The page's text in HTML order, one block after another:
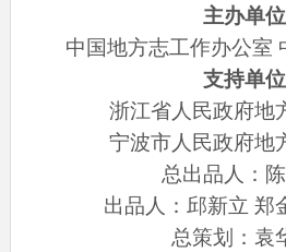
主办单位
中国地方志工作办公室
支持单位
浙江省人民政府地
宁波市人民政府地
总出品人：
出品人：邱新立 郑
总策划：袁